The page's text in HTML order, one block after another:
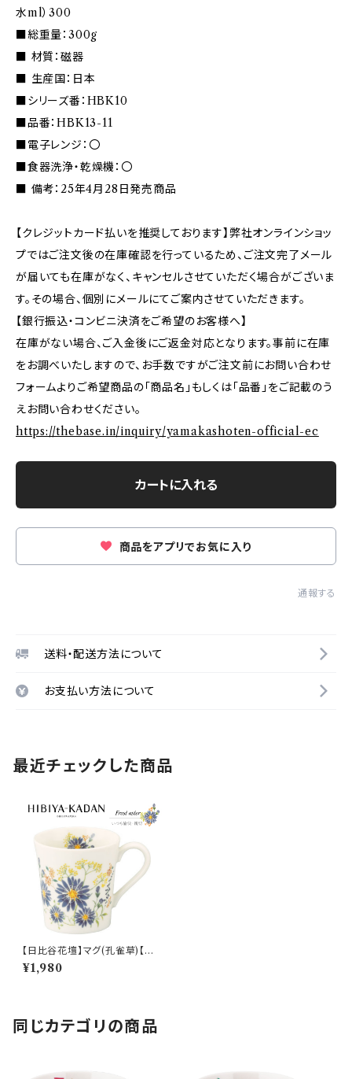
水ml）300
■総重量：300g
■ 材質：磁器
■ 生産国：日本
■シリーズ番：HBK10
■品番：HBK13-11
■電子レンジ：〇
■食器洗浄・乾燥機：〇
■ 備考：25年4月28日発売商品
【クレジットカード払いを推奨しております】弊社オンラインショッ
プではご注文後の在庫確認を行っているため、ご注文完了メール
が届いても在庫がなく、キャンセルさせていただく場合がございま
す。その場合、個別にメールにてご案内させていただきます。
【銀行振込・コンビニ決済をご希望のお客様へ】
在庫がない場合、ご入金後にご返金対応となります。事前に在庫
をお調べいたしますので、お手数ですがご注文前にお問い合わせ
フォームよりご希望商品の「商品名」もしくは「品番」をご記載のう
えお問い合わせください。
https://thebase.in/inquiry/yamakashoten-official-ec
カートに入れる
商品をアプリでお気に入り
通報する
送料・配送方法について
お支払い方法について
最近チェックした商品
【日比谷花壇】マグ(孔雀草)【HB
K10】HBK13-11
¥1,980
同じカテゴリの商品